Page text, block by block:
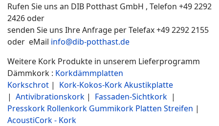
Rufen Sie uns an DIB Potthast GmbH , Telefon +49 2292
2426 oder
senden Sie uns Ihre Anfrage per Telefax +49 2292 2155
oder eMail info@dib-potthast.de
Weitere Kork Produkte in unserem Lieferprogramm
Dämmkork : Korkdämmplatten
Korkschrot | Kork-Kokos-Kork Akustikplatte
| Antivibrationskork | Fassaden-Sichtkork |
Presskork Rollenkork Gummikork Platten Streifen |
AcoustiCork - Kork